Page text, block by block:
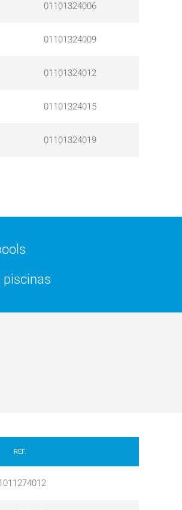
01101324006
01101324009
01101324012
01101324015
01101324019
piscinas
REF.